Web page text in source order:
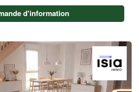
d'information